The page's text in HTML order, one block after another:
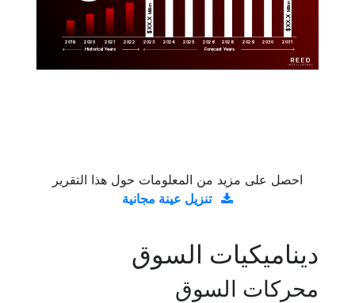
2019 2020 2021 2022 2023 2024 2025 2026 2028 2029 2030 2031
$XX.X
Million
$XX.X
Million
Historical Years Forecast Years
احصل على مزيد من المعلومات حول هذا التقرير
تنزيل عينة مجانية
ديناميكيات السوق
محركات السوق